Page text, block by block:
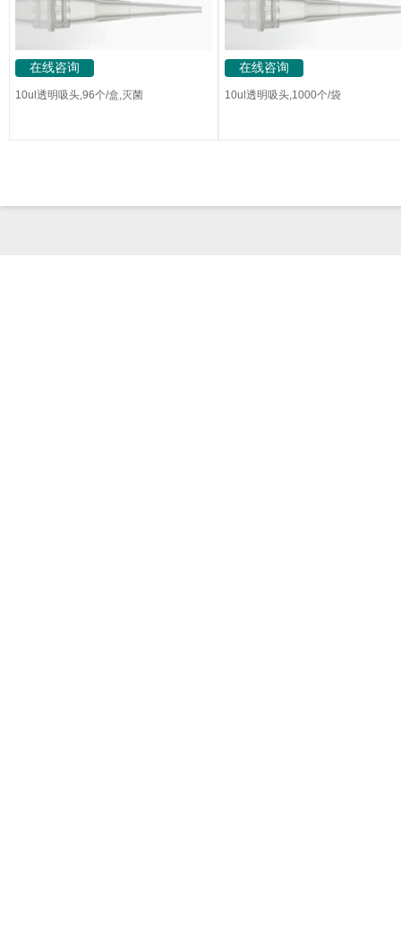
在线咨询
10ul透明吸头,96个/盒,灭菌
在线咨询
10ul透明吸头,1000个/袋